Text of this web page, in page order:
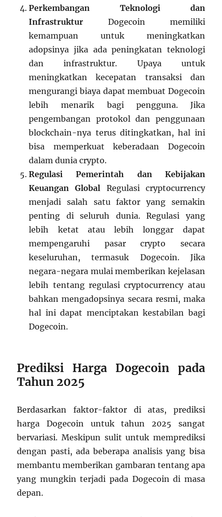
Perkembangan Teknologi dan
Infrastruktur Dogecoin memiliki
kemampuan untuk meningkatkan
adopsinya jika ada peningkatan teknologi
dan infrastruktur. Upaya untuk
meningkatkan kecepatan transaksi dan
mengurangi biaya dapat membuat Dogecoin
lebih menarik bagi pengguna. Jika
pengembangan protokol dan penggunaan
blockchain-nya terus ditingkatkan, hal ini
bisa memperkuat keberadaan Dogecoin
dalam dunia crypto.
Regulasi Pemerintah dan Kebijakan
Keuangan Global Regulasi cryptocurrency
menjadi salah satu faktor yang semakin
penting di seluruh dunia. Regulasi yang
lebih ketat atau lebih longgar dapat
mempengaruhi pasar crypto secara
keseluruhan, termasuk Dogecoin. Jika
negara-negara mulai memberikan kejelasan
lebih tentang regulasi cryptocurrency atau
bahkan mengadopsinya secara resmi, maka
hal ini dapat menciptakan kestabilan bagi
Dogecoin.
Prediksi Harga Dogecoin pada
Tahun 2025
Berdasarkan faktor-faktor di atas, prediksi
harga Dogecoin untuk tahun 2025 sangat
bervariasi. Meskipun sulit untuk memprediksi
dengan pasti, ada beberapa analisis yang bisa
membantu memberikan gambaran tentang apa
yang mungkin terjadi pada Dogecoin di masa
depan.